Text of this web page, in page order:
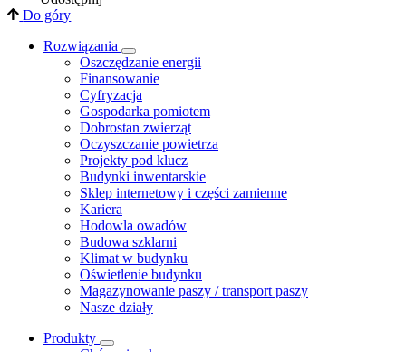
Do góry
Rozwiązania
​Oszczędzanie energii
Finansowanie
Cyfryzacja
Gospodarka pomiotem
Dobrostan zwierząt
Oczyszczanie powietrza
Projekty pod klucz
Budynki inwentarskie
Sklep internetowy i części zamienne
Kariera
Hodowla owadów
Budowa szklarni
Klimat w budynku
Oświetlenie budynku
Magazynowanie paszy / transport paszy
Nasze działy
Produkty